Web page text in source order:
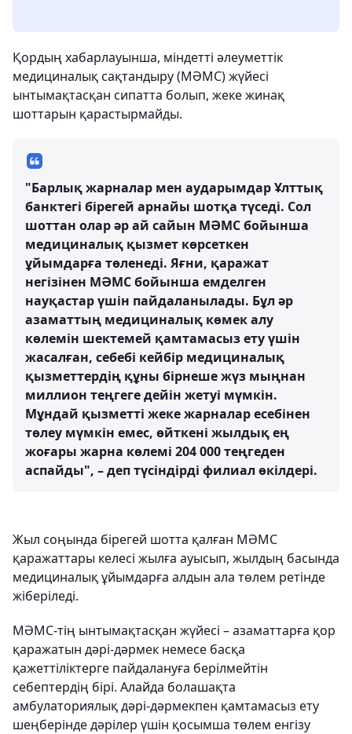
Қордың хабарлауынша, міндетті әлеуметтік
медициналық сақтандыру (МӘМС) жүйесі
ынтымақтасқан сипатта болып, жеке жинақ
шоттарын қарастырмайды.
"Барлық жарналар мен аударымдар Ұлттық
банктегі бірегей арнайы шотқа түседі. Сол
шоттан олар әр ай сайын МӘМС бойынша
медициналық қызмет көрсеткен
ұйымдарға төленеді. Яғни, қаражат
негізінен МӘМС бойынша емделген
науқастар үшін пайдаланылады. Бұл әр
азаматтың медициналық көмек алу
көлемін шектемей қамтамасыз ету үшін
жасалған, себебі кейбір медициналық
қызметтердің құны бірнеше жүз мыңнан
миллион теңгеге дейін жетуі мүмкін.
Мұндай қызметті жеке жарналар есебінен
төлеу мүмкін емес, өйткені жылдық ең
жоғары жарна көлемі 204 000 теңгеден
аспайды", – деп түсіндірді филиал өкілдері.
Жыл соңында бірегей шотта қалған МӘМС
қаражаттары келесі жылға ауысып, жылдың басында
медициналық ұйымдарға алдын ала төлем ретінде
жіберіледі.
МӘМС-тің ынтымақтасқан жүйесі – азаматтарға қор
қаражатын дәрі-дәрмек немесе басқа
қажеттіліктерге пайдалануға берілмейтін
себептердің бірі. Алайда болашақта
амбулаториялық дәрі-дәрмекпен қамтамасыз ету
шеңберінде дәрілер үшін қосымша төлем енгізу